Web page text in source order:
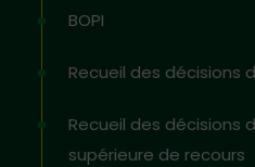
BOPI
Recueil des décisions
Recueil des décisions
supérieure de recours